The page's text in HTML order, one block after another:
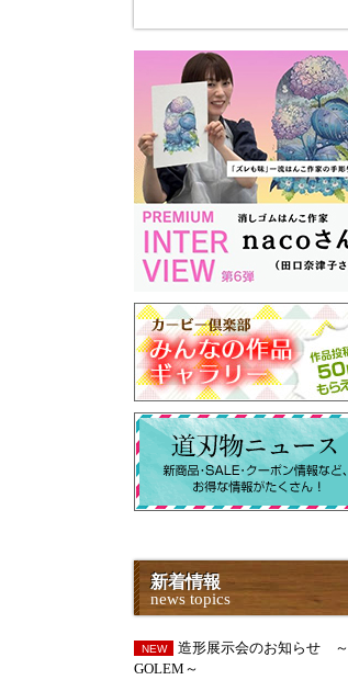
新着情報
news topics
造形展示会のお知らせ ～
GOLEM～